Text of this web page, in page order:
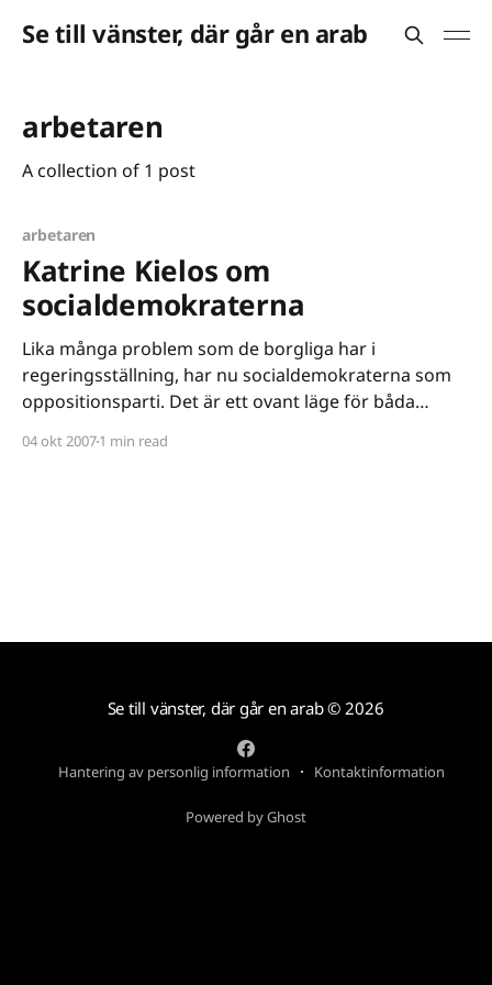
Se till vänster, där går en arab
arbetaren
A collection of 1 post
arbetaren
Katrine Kielos om
socialdemokraterna
Lika många problem som de borgliga har i
regeringsställning, har nu socialdemokraterna som
oppositionsparti. Det är ett ovant läge för båda
två. Det finns en gåta i den svenska politiken som jag
04 okt 20071 min read
Se till vänster, där går en arab© 2026
Hantering av personlig information Kontaktinformation
Powered by Ghost